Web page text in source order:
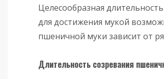
Целесообразная
для достижения мукой
пшеничной муки зависит от
Длительность созревания